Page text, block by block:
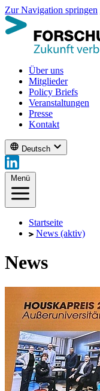
Zur Navigation springen
Über uns
Mitglieder
Policy Briefs
Veranstaltungen
Presse
Kontakt
Deutsch
Menü
Startseite
News (aktiv)
News